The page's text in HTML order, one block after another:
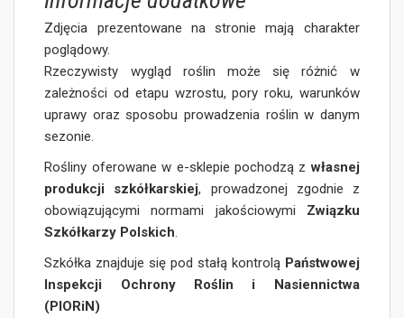
Zdjęcia prezentowane na stronie mają charakter
poglądowy.
Rzeczywisty wygląd roślin może się różnić w
zależności od etapu wzrostu, pory roku, warunków
uprawy oraz sposobu prowadzenia roślin w danym
sezonie.
Rośliny oferowane w e-sklepie pochodzą zwłasnej
produkcji szkółkarskiej, prowadzonej zgodnie z
obowiązującymi normami jakościowymi Związku
Szkółkarzy Polskich.
Szkółka znajduje się pod stałą kontrolą Państwowej
Inspekcji Ochrony Roślin i Nasiennictwa
(PIORiN)